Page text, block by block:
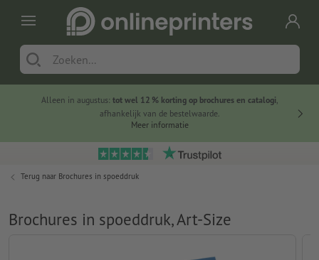
Alleen in augustus: tot wel 12 % korting op brochures en catalogi,
afhankelijk van de bestelwaarde.
Meer informatie
Terug naar Brochures in spoeddruk
Brochures in spoeddruk, Art-Size